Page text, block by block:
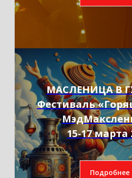
МАСЛЕНИЦА В
Фестиваль
15-17 марта
Подробнее